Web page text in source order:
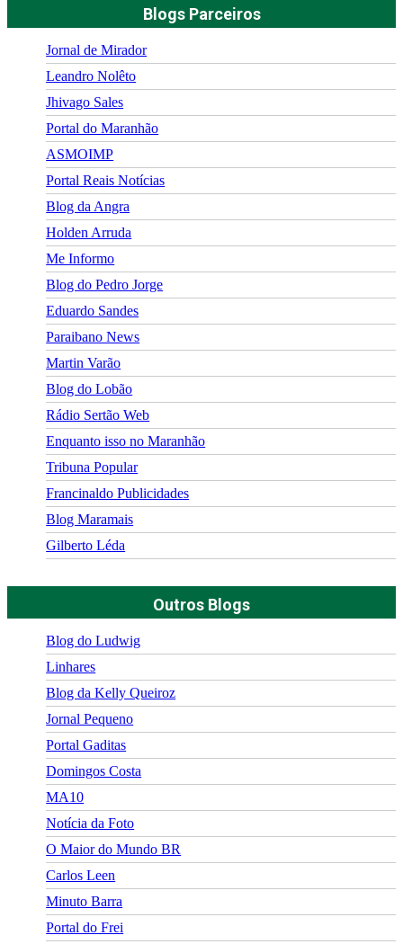
Blogs Parceiros
Jornal de Mirador
Leandro Nolêto
Jhivago Sales
Portal do Maranhão
ASMOIMP
Portal Reais Notí­cias
Blog da Angra
Holden Arruda
Me Informo
Blog do Pedro Jorge
Eduardo Sandes
Paraibano News
Martin Varão
Blog do Lobão
Rádio Sertão Web
Enquanto isso no Maranhão
Tribuna Popular
Francinaldo Publicidades
Blog Maramais
Gilberto Léda
Outros Blogs
Blog do Ludwig
Linhares
Blog da Kelly Queiroz
Jornal Pequeno
Portal Gaditas
Domingos Costa
MA10
Notícia da Foto
O Maior do Mundo BR
Carlos Leen
Minuto Barra
Portal do Frei